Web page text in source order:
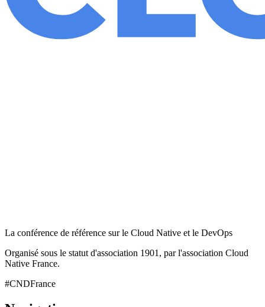
La conférence de référence sur le Cloud Native et le DevOps
Organisé sous le statut d'association 1901, par l'association Cloud
Native France.
#CNDFrance